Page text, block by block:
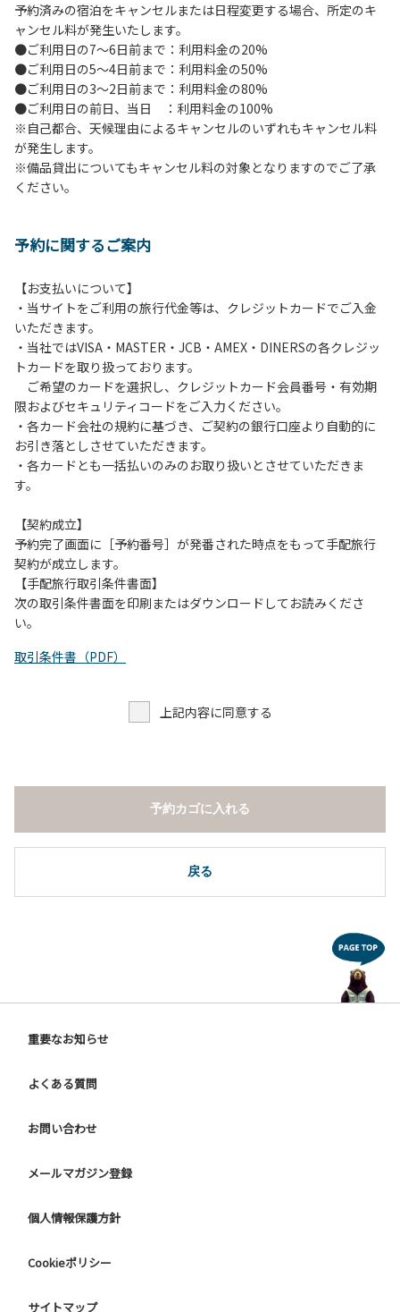
１.地面での直火による焚火等の火を使う行為
２.防火シートの未設置や消火対策を行わずに火を使う行為
（防火シートや消火グッズ等は無償で貸出します。）
３.夜間を通しての火の利用（消灯時間には原則、完全消火）
４.所定の場所以外での火の利用（喫煙含む）
５.強風時の野外での火の利用（管理者判断となります。）
６.花火
７.周囲に迷惑となるような行為（夜間の大声での談笑等）や
他人に嫌悪感を与えるような行為はお止めください。
８.ごみの投棄
オートキャンプサイトはペット同伴でご利用が可能です。な
おペットを同伴する場合、下記事項を遵守ください。
１.施設内での、ペットのノーリードは禁止です。
２.糞尿の放置は禁止です。飼い主が責任を持って処理してく
ださい。
３.ペットの無駄吠え等の行為が、他の利用者の迷惑になると
判断した場合、ご利用をお断りする場合があります。
予約済みの宿泊をキャンセルまたは日程変更する場合、所定のキ
ャンセル料が発生いたします。
●ご利用日の7～6日前まで：利用料金の20%
●ご利用日の5～4日前まで：利用料金の50%
●ご利用日の3～2日前まで：利用料金の80%
●ご利用日の前日、当日 ：利用料金の100%
※自己都合、天候理由によるキャンセルのいずれもキャンセル料
が発生します。
※備品貸出についてもキャンセル料の対象となりますのでご了承
ください。
予約に関するご案内
【お支払いについて】
・当サイトをご利用の旅行代金等は、クレジットカードでご入金
いただきます。
・当社ではVISA・MASTER・JCB・AMEX・DINERSの各クレジッ
トカードを取り扱っております。
ご希望のカードを選択し、クレジットカード会員番号・有効期
限およびセキュリティコードをご入力ください。
・各カード会社の規約に基づき、ご契約の銀行口座より自動的に
お引き落としさせていただきます。
・各カードとも一括払いのみのお取り扱いとさせていただきま
す。
【契約成立】
予約完了画面に［予約番号］が発番された時点をもって手配旅行
契約が成立します。
【手配旅行取引条件書面】
次の取引条件書面を印刷またはダウンロードしてお読みくださ
い。
取引条件書（PDF）
上記内容に同意する
戻る
予約カゴに入れる
重要なお知らせ
よくある質問
お問い合わせ
メールマガジン登録
個人情報保護方針
Cookieポリシー
サイトマップ